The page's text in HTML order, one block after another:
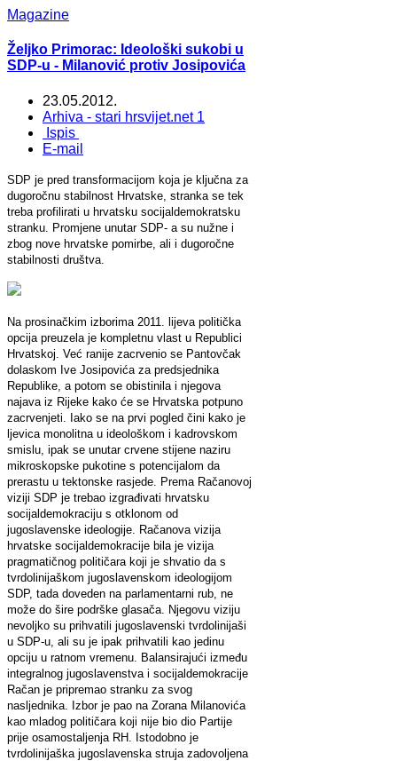
Magazine
Željko Primorac: Ideološki sukobi u
SDP-u - Milanović protiv Josipovića
23.05.2012.
Arhiva - stari hrsvijet.net 1
Ispis
E-mail
SDP je pred transformacijom koja je ključna za
dugoročnu stabilnost Hrvatske, stranka se tek
treba profilirati u hrvatsku socijaldemokratsku
stranku. Promjene unutar SDP- a su nužne i
zbog nove hrvatske pomirbe, ali i dugoročne
stabilnosti društva.
Na prosinačkim izborima 2011. lijeva politička
opcija preuzela je kompletnu vlast u Republici
Hrvatskoj. Već ranije zacrvenio se Pantovčak
dolaskom Ive Josipovića za predsjednika
Republike, a potom se obistinila i njegova
najava iz Rijeke kako će se Hrvatska potpuno
zacrvenjeti. Iako se na prvi pogled čini kako je
ljevica monolitna u ideološkom i kadrovskom
smislu, ipak se unutar crvene stijene naziru
mikroskopske pukotine s potencijalom da
prerastu u tektonske rasjede. Prema Račanovoj
viziji SDP je trebao izgrađivati hrvatsku
socijaldemokraciju s otklonom od
jugoslavenske ideologije. Račanova vizija
hrvatske socijaldemokracije bila je vizija
pragmatičnog političara koji je shvatio da s
tvrdolinijaškom jugoslavenskom ideologijom
SDP, tada doveden na parlamentarni rub, ne
može do šire podrške glasača. Njegovu viziju
nevoljko su prihvatili jugoslavenski tvrdolinijaši
u SDP-u, ali su je ipak prihvatili kao jedinu
opciju u ratnom vremenu. Balansirajući između
integralnog jugoslavenstva i socijaldemokracije
Račan je pripremao stranku za svog
nasljednika. Izbor je pao na Zorana Milanovića
kao mladog političara koji nije bio dio Partije
prije osamostaljenja RH. Istodobno je
tvrdolinijaška jugoslavenska struja zadovoljena